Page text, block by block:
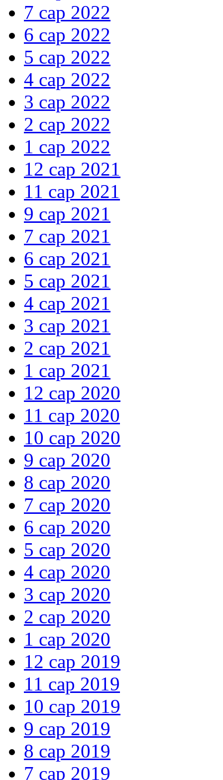
7 сар 2022
6 сар 2022
5 сар 2022
4 сар 2022
3 сар 2022
2 сар 2022
1 сар 2022
12 сар 2021
11 сар 2021
9 сар 2021
7 сар 2021
6 сар 2021
5 сар 2021
4 сар 2021
3 сар 2021
2 сар 2021
1 сар 2021
12 сар 2020
11 сар 2020
10 сар 2020
9 сар 2020
8 сар 2020
7 сар 2020
6 сар 2020
5 сар 2020
4 сар 2020
3 сар 2020
2 сар 2020
1 сар 2020
12 сар 2019
11 сар 2019
10 сар 2019
9 сар 2019
8 сар 2019
7 сар 2019